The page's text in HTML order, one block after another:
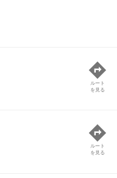
ルート
を見る
ルート
を見る